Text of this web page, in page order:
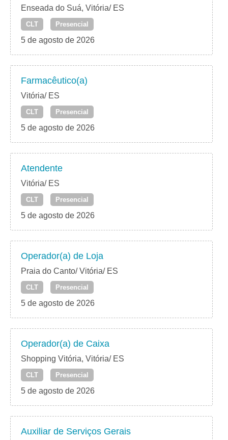
Enseada do Suá, Vitória/ ES
CLT Presencial
5 de agosto de 2026
Farmacêutico(a)
Vitória/ ES
CLT Presencial
5 de agosto de 2026
Atendente
Vitória/ ES
CLT Presencial
5 de agosto de 2026
Operador(a) de Loja
Praia do Canto/ Vitória/ ES
CLT Presencial
5 de agosto de 2026
Operador(a) de Caixa
Shopping Vitória, Vitória/ ES
CLT Presencial
5 de agosto de 2026
Auxiliar de Serviços Gerais